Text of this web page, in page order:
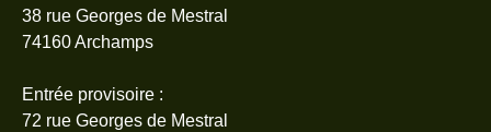
38 rue Georges de Mestral
74160 Archamps
Entrée provisoire :
72 rue Georges de Mestral